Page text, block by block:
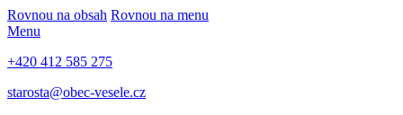
Rovnou na obsah Rovnou na menu
Menu
+420 412 585 275
starosta@obec-vesele.cz